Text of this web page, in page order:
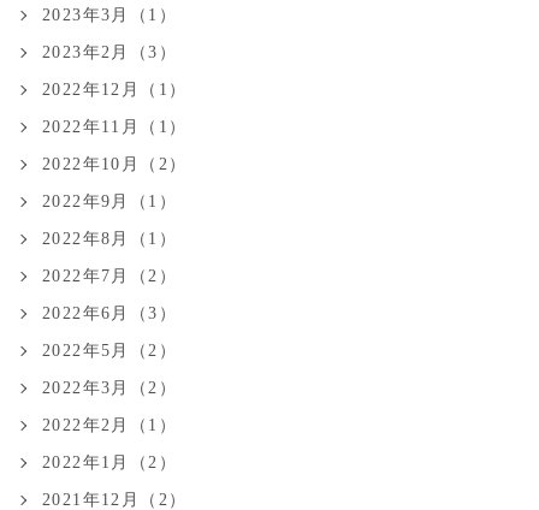
2023年3月（1）
2023年2月（3）
2022年12月（1）
2022年11月（1）
2022年10月（2）
2022年9月（1）
2022年8月（1）
2022年7月（2）
2022年6月（3）
2022年5月（2）
2022年3月（2）
2022年2月（1）
2022年1月（2）
2021年12月（2）